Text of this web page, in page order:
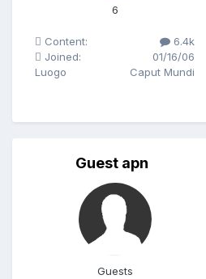
6
Content:
6.4k
Joined:
01/16/06
Luogo
Caput Mundi
Guest apn
Guests